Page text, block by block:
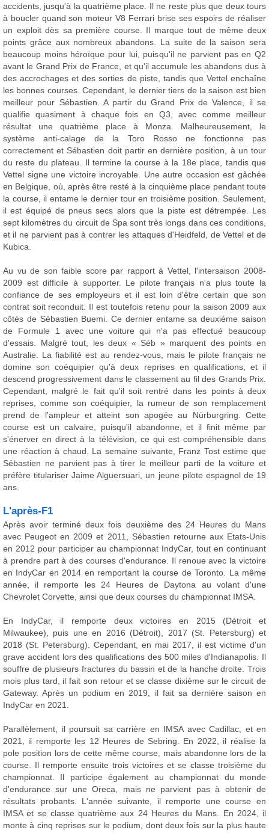
accidents, jusqu'à la quatrième place. Il ne reste plus que deux tours
à boucler quand son moteur V8 Ferrari brise ses espoirs de réaliser
un exploit dès sa première course. Il marque tout de même deux
points grâce aux nombreux abandons. La suite de la saison sera
beaucoup moins héroïque pour lui, puisqu'il ne parvient pas en Q2
avant le Grand Prix de France, et qu'il accumule les abandons dus à
des accrochages et des sorties de piste, tandis que Vettel enchaîne
les bonnes courses. Cependant, le dernier tiers de la saison est bien
meilleur pour Sébastien. A partir du Grand Prix de Valence, il se
qualifie quasiment à chaque fois en Q3, avec comme meilleur
résultat une quatrième place à Monza. Malheureusement, le
système anti-calage de la Toro Rosso ne fonctionne pas
correctement et Sébastien doit partir en dernière position, à un tour
du reste du plateau. Il termine la course à la 18e place, tandis que
Vettel signe une victoire incroyable. Une autre occasion est gâchée
en Belgique, où, après être resté à la cinquième place pendant toute
la course, il entame le dernier tour en troisième position. Seulement,
il est équipé de pneus secs alors que la piste est détrempée. Les
sept kilomètres du circuit de Spa sont très longs dans ces conditions,
et il ne parvient pas à contrer les attaques d'Heidfeld, de Vettel et de
Kubica.
Au vu de son faible score par rapport à Vettel, l'intersaison 2008-
2009 est difficile à supporter. Le pilote français n'a plus toute la
confiance de ses employeurs et il est loin d'être certain que son
contrat soit reconduit. Il est toutefois retenu pour la saison 2009 aux
côtés de Sébastien Buemi. Ce dernier entame sa deuxième saison
de Formule 1 avec une voiture qui n'a pas effectué beaucoup
d'essais. Malgré tout, les deux « Séb » marquent des points en
Australie. La fiabilité est au rendez-vous, mais le pilote français ne
domine son coéquipier qu'à deux reprises en qualifications, et il
descend progressivement dans le classement au fil des Grands Prix.
Cependant, malgré le fait qu'il soit rentré dans les points à deux
reprises, comme son coéquipier, la rumeur de son remplacement
prend de l'ampleur et atteint son apogée au Nürburgring. Cette
course est un calvaire, puisqu'il abandonne, et il finit même par
s'énerver en direct à la télévision, ce qui est compréhensible dans
une réaction à chaud. La semaine suivante, Franz Tost estime que
Sébastien ne parvient pas à tirer le meilleur parti de la voiture et
préfère titulariser Jaime Alguersuari, un jeune pilote espagnol de 19
ans.
L'après-F1
Après avoir terminé deux fois deuxième des 24 Heures du Mans
avec Peugeot en 2009 et 2011, Sébastien retourne aux Etats-Unis
en 2012 pour participer au championnat IndyCar, tout en continuant
à prendre part à des courses d'endurance. Il renoue avec la victoire
en IndyCar en 2014 en remportant la course de Toronto. La même
année, il remporte les 24 Heures de Daytona au volant d'une
Chevrolet Corvette, ainsi que deux courses du championnat IMSA.
En IndyCar, il remporte deux victoires en 2015 (Détroit et
Milwaukee), puis une en 2016 (Détroit), 2017 (St. Petersburg) et
2018 (St. Petersburg). Cependant, en mai 2017, il est victime d'un
grave accident lors des qualifications des 500 miles d'Indianapolis. Il
souffre de plusieurs fractures du bassin et de la hanche droite. Trois
mois plus tard, il fait son retour et se classe dixième sur le circuit de
Gateway. Après un podium en 2019, il fait sa dernière saison en
IndyCar en 2021.
Parallèlement, il poursuit sa carrière en IMSA avec Cadillac, et en
2021, il remporte les 12 Heures de Sebring. En 2022, il réalise la
pole position lors de cette même course, mais abandonne lors de la
course. Il remporte ensuite trois victoires et se classe troisième du
championnat. Il participe également au championnat du monde
d'endurance sur une Oreca, mais ne parvient pas à obtenir de
résultats probants. L'année suivante, il remporte une course en
IMSA et se classe quatrième aux 24 Heures du Mans. En 2024, il
monte à cinq reprises sur le podium, dont deux fois sur la plus haute